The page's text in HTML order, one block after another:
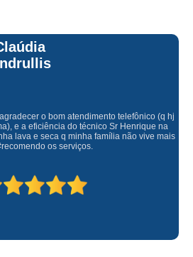
o bom atendimento telefônico (q hj
e a eficiência do técnico Sr Henrique na
lava e seca q minha família não vive mais
os serviços.